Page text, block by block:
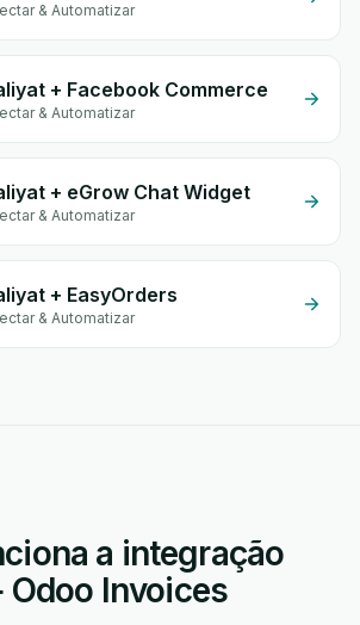
& Automatizar
+ Facebook Commerce
& Automatizar
+ eGrow Chat Widget
& Automatizar
+ EasyOrders
& Automatizar
a integração
Odoo Invoices